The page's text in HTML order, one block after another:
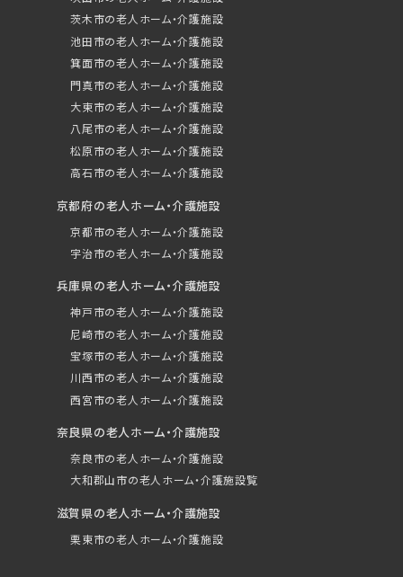
茨木市の老人ホーム・介護施設
池田市の老人ホーム・介護施設
箕面市の老人ホーム・介護施設
門真市の老人ホーム・介護施設
大東市の老人ホーム・介護施設
八尾市の老人ホーム・介護施設
松原市の老人ホーム・介護施設
高石市の老人ホーム・介護施設
京都府の老人ホーム・介護施設
京都市の老人ホーム・介護施設
宇治市の老人ホーム・介護施設
兵庫県の老人ホーム・介護施設
神戸市の老人ホーム・介護施設
尼崎市の老人ホーム・介護施設
宝塚市の老人ホーム・介護施設
川西市の老人ホーム・介護施設
西宮市の老人ホーム・介護施設
奈良県の老人ホーム・介護施設
奈良市の老人ホーム・介護施設
大和郡山市の老人ホーム・介護施設覧
滋賀県の老人ホーム・介護施設
栗東市の老人ホーム・介護施設